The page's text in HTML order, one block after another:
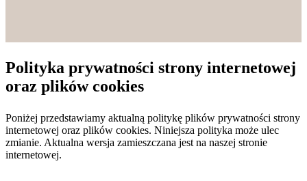
Polityka prywatności strony internetowej
oraz plików cookies
Poniżej przedstawiamy aktualną politykę plików prywatności strony
internetowej oraz plików cookies. Niniejsza polityka może ulec
zmianie. Aktualna wersja zamieszczana jest na naszej stronie
internetowej.